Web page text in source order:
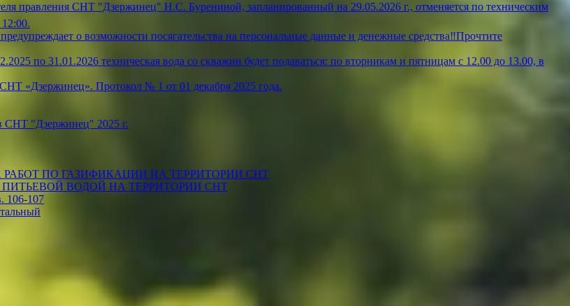
правления СНТ "Дзержинец" Н.С. Бурениной, запланированный на 29.05.2026 г., отменяется по техническим
о возможности посягательства на персональные данные и денежные средства‼️Прочтите
по 31.01.2026 техническая вода со скважин будет подаваться: по вторникам и пятницам с 12.00 до 13.00, в
«Дзержинец». Протокол № 1 от 01 декабря 2025 года.
СНТ "Дзержинец" 2025 г.
ПО ГАЗИФИКАЦИИ НА ТЕРРИТОРИИ СНТ
ВОДОЙ НА ТЕРРИТОРИИ СНТ
107